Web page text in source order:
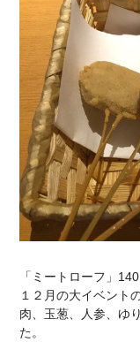
「ミートローフ」140
１２月の大イベント
肉、玉葱、人参、ゆ
た。